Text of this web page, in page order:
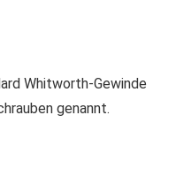
Whitworth-Gewinde
genannt.